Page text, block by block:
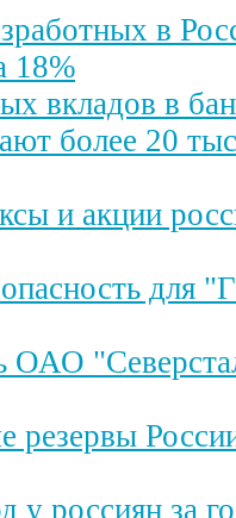
в
18%
вкладов в
более 20
и акции
для
ОАО
у россиян за